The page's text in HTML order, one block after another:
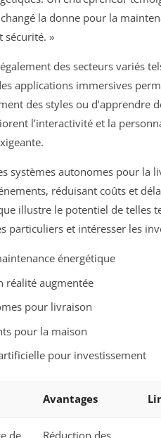
la donne pour la
sécurité. »
des secteurs variés
applications immersives
des styles ou d’apprendre
l’interactivité et la
systèmes autonomes pour la
réduisant coûts et
illustre le potentiel de telles
particuliers et intéresser les
énergétique
réalité augmentée
pour livraison
pour la maison
pour investissement
Avantages
de
Réduction des